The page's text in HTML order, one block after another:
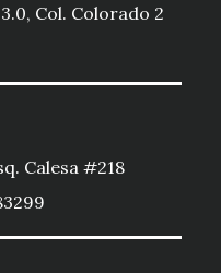
Col. Colorado 2
Calesa #218